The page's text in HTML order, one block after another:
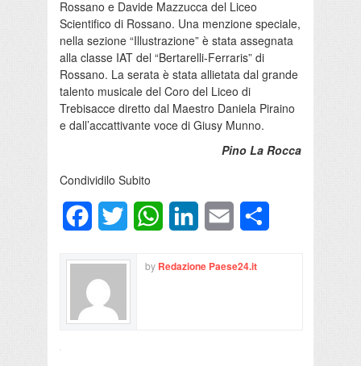
Rossano e Davide Mazzucca del Liceo
Scientifico di Rossano. Una menzione speciale,
nella sezione “Illustrazione” è stata assegnata
alla classe IAT del “Bertarelli-Ferraris” di
Rossano. La serata è stata allietata dal grande
talento musicale del Coro del Liceo di
Trebisacce diretto dal Maestro Daniela Piraino
e dall’accattivante voce di Giusy Munno.
Pino La Rocca
Condividilo Subito
FacebookTwitter WhatsAppLinkedInEmail
by Redazione Paese24.it